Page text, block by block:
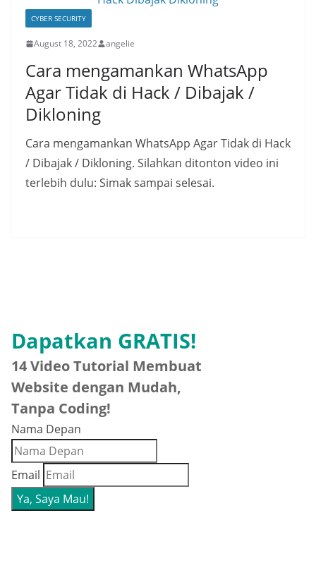
CYBER SECURITY
August 18, 2022 angelie
Cara mengamankan WhatsApp
Agar Tidak di Hack / Dibajak /
Dikloning
Cara mengamankan WhatsApp Agar Tidak di Hack
/ Dibajak / Dikloning. Silahkan ditonton video ini
terlebih dulu: Simak sampai selesai.
Dapatkan GRATIS!
14 Video Tutorial Membuat
Website dengan Mudah,
Tanpa Coding!
Nama Depan
Email